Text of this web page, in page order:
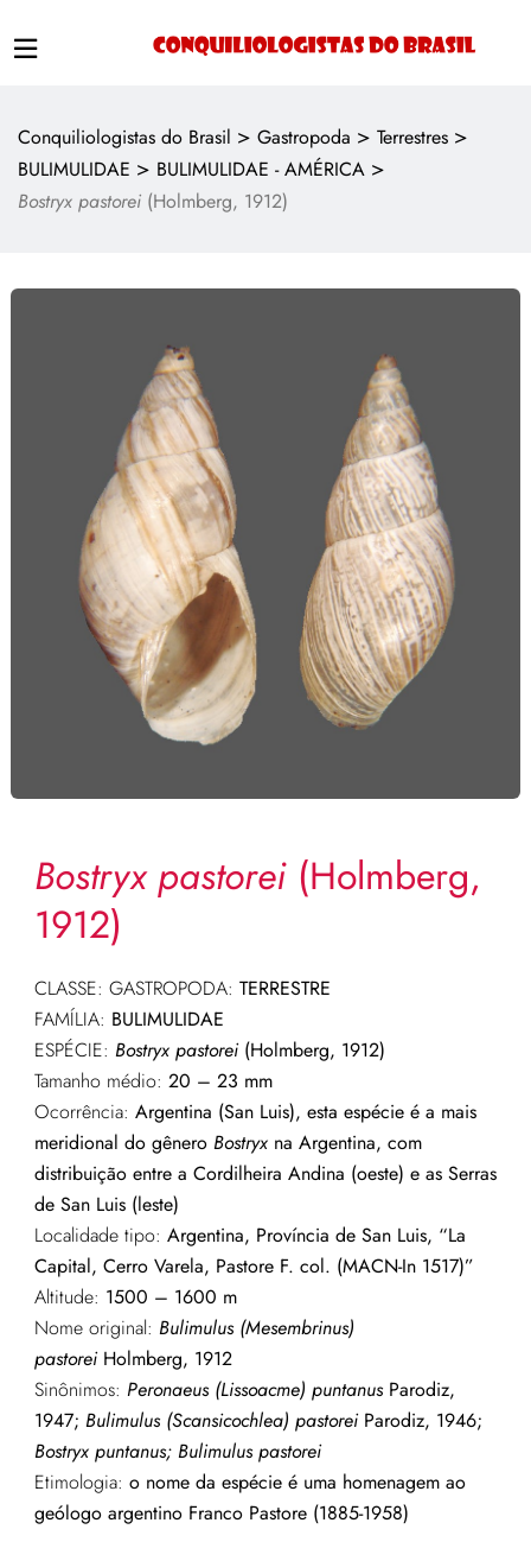
Conquiliologistas do Brasil > Gastropoda > Terrestres >
BULIMULIDAE > BULIMULIDAE - AMÉRICA >
Bostryx pastorei (Holmberg, 1912)
Bostryx pastorei(Holmberg,
1912)
CLASSE: GASTROPODA: TERRESTRE
FAMÍLIA: BULIMULIDAE
ESPÉCIE: Bostryx pastorei(Holmberg, 1912)
Tamanho médio: 20 – 23 mm
Ocorrência: Argentina (San Luis), esta espécie é a mais
meridional do gênero Bostryxna Argentina, com
distribuição entre a Cordilheira Andina (oeste) e as Serras
de San Luis (leste)
Localidade tipo: Argentina, Província de San Luis, “La
Capital, Cerro Varela, Pastore F. col. (MACN-In 1517)”
Altitude: 1500 – 1600 m
Nome original: Bulimulus (Mesembrinus)
pastoreiHolmberg, 1912
Sinônimos: Peronaeus (Lissoacme) puntanusParodiz,
1947; Bulimulus (Scansicochlea) pastoreiParodiz, 1946;
Bostryx puntanus; Bulimulus pastorei
Etimologia: o nome da espécie é uma homenagem ao
geólogo argentino Franco Pastore (1885-1958)